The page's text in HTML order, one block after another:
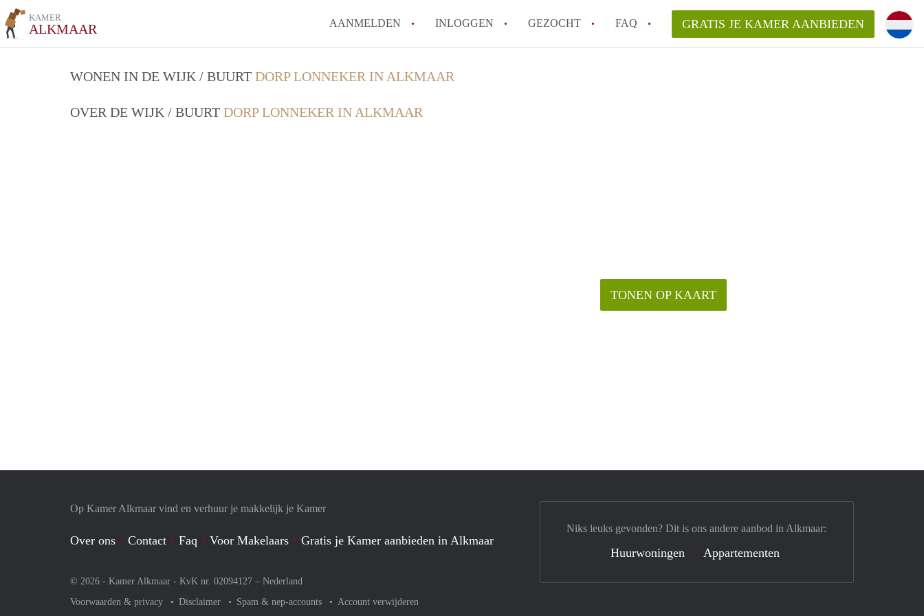
KAMER
ALKMAAR AANMELDEN INLOGGEN GEZOCHT FAQ GRATIS JE KAMER AANBIEDEN
WONEN IN DE WIJK / BUURT DORP LONNEKER IN ALKMAAR
OVER DE WIJK / BUURT DORP LONNEKER IN ALKMAAR
TONEN OP KAART
Op Kamer Alkmaar vind en verhuur je makkelijk je Kamer
Over ons Contact Faq Voor Makelaars Gratis je Kamer aanbieden in Alkmaar
© 2026 - Kamer Alkmaar - KvK nr. 02094127 – Nederland
Voorwaarden & privacy
Disclaimer Spam & nep-accounts Account verwijderen
Niks leuks gevonden? Dit is ons andere aanbod in Alkmaar:
Huurwoningen Appartementen